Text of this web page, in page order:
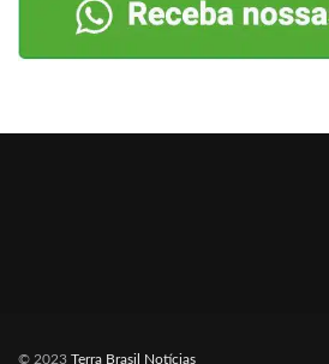
© 2023 Terra Brasil Notícias